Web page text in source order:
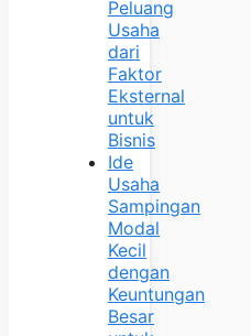
Peluang
Usaha
dari
Faktor
Eksternal
untuk
Bisnis
Ide
Usaha
Sampingan
Modal
Kecil
dengan
Keuntungan
Besar